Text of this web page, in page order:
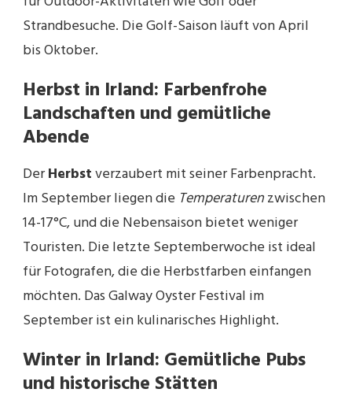
Strandbesuche. Die Golf-Saison läuft von April
bis Oktober.
Herbst in Irland: Farbenfrohe
Landschaften und gemütliche
Abende
DerHerbstverzaubert mit seiner Farbenpracht.
Im September liegen die Temperaturenzwischen
14-17°C, und die Nebensaison bietet weniger
Touristen. Die letzte Septemberwoche ist ideal
für Fotografen, die die Herbstfarben einfangen
möchten. Das Galway Oyster Festival im
September ist ein kulinarisches Highlight.
Winter in Irland: Gemütliche Pubs
und historische Stätten